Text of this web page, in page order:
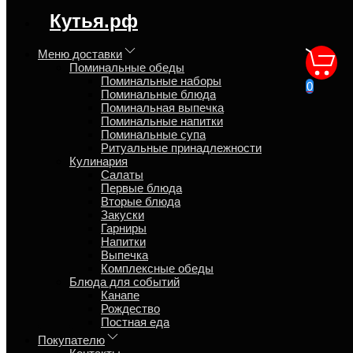
регион доставки:
Московская область
Кутья.рф
Меню доставки
Поминальные обеды
Поминальные наборы
Поминальные блюда
Поминальная выпечка
Поминальные напитки
Поминальные супа
Ритуальные принадлежности
Кулинария
Салаты
Первые блюда
Вторые блюда
Закуски
Гарниры
Напитки
Выпечка
Комплексные обеды
Блюда для событий
Канапе
Рождество
Постная еда
Покупателю
0
Рецепт
Первые блюда
Суп гороховый
Горох сушёный - 300 г (хорошо промыть, замочить 2ч)
Рёбрышки копчёные - 1 кг
Сосиски (колбаски) копчёные - 2-3 шт.
В кипящую воду опустить рёбрышки и добавить горох.
Варить на небольшом огне 60-70 минут.
Достать рёбрышки для отделения мясо от костей